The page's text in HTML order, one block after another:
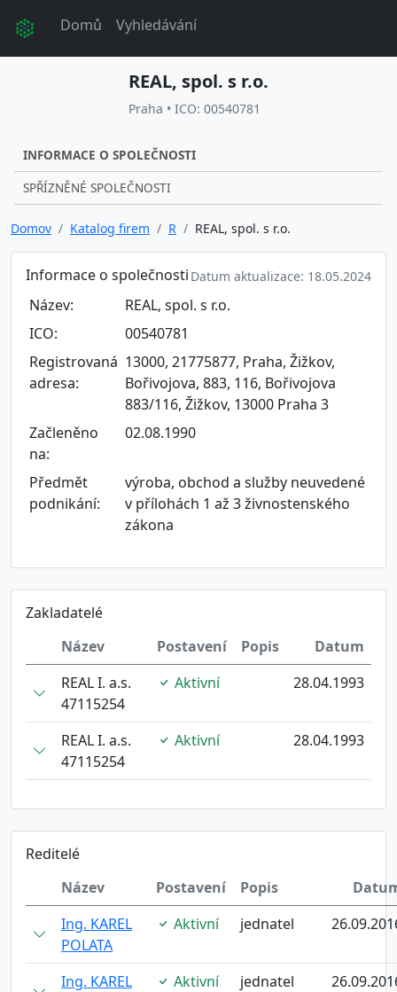
Domů Vyhledávání
REAL, spol. s r.o.
Praha • ICO: 00540781
INFORMACE O SPOLEČNOSTI
SPŘÍZNĚNÉ SPOLEČNOSTI
Domov Katalog firem R REAL, spol. s r.o.
Informace o společnosti Datum aktualizace: 18.05.2024
Název:
REAL, spol. s r.o.
ICO:
00540781
Registrovaná
adresa:
13000, 21775877, Praha, Žižkov,
Bořivojova, 883, 116, Bořivojova
883/116, Žižkov, 13000 Praha 3
Začleněno
na:
02.08.1990
Předmět
podnikání:
výroba, obchod a služby neuvedené
v přílohách 1 až 3 živnostenského
zákona
Zakladatelé
Název
Postavení Popis
Datum
REAL I. a.s.
47115254
Aktivní 28.04.1993
REAL I. a.s.
47115254
Aktivní 28.04.1993
Reditelé
Název
Postavení Popis
Ing. KAREL
POLATA
Aktivní jednatel
Ing. KAREL
Aktivní jednatel